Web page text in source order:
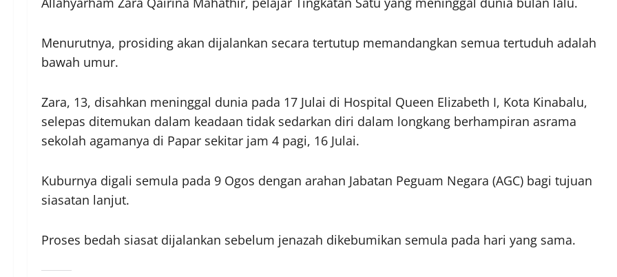
Menurutnya, prosiding akan dijalankan secara tertutup memandangkan semua tertuduh adalah
bawah umur.
Zara, 13, disahkan meninggal dunia pada 17 Julai di Hospital Queen Elizabeth I, Kota Kinabalu,
selepas ditemukan dalam keadaan tidak sedarkan diri dalam longkang berhampiran asrama
sekolah agamanya di Papar sekitar jam 4 pagi, 16 Julai.
Kuburnya digali semula pada 9 Ogos dengan arahan Jabatan Peguam Negara (AGC) bagi tujuan
siasatan lanjut.
Proses bedah siasat dijalankan sebelum jenazah dikebumikan semula pada hari yang sama.